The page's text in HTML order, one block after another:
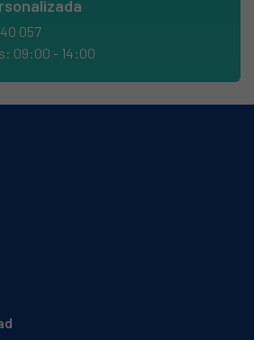
057
09:00 - 14:00